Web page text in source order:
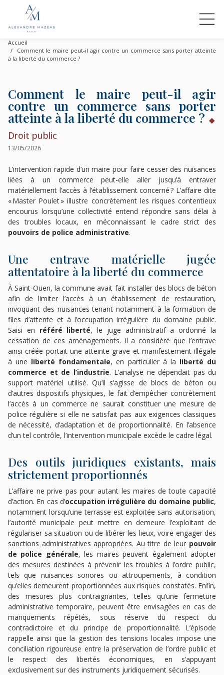
Accueil
Comment le maire peut-il agir contre un commerce sans porter atteinte
à la liberté du commerce ?
Comment le maire peut-il agir
contre un commerce sans porter
atteinte à la liberté du commerce ?
Droit public
13/05/2026
L’intervention rapide d’un maire pour faire cesser des nuisances
liées à un commerce peut-elle aller jusqu’à entraver
matériellement l’accès à l’établissement concerné ? L’affaire dite
« Master Poulet » illustre concrètement les risques contentieux
encourus lorsqu’une collectivité entend répondre sans délai à
des troubles locaux, en méconnaissant le cadre strict des
pouvoirs de police administrative.
Une entrave matérielle jugée
attentatoire à la liberté du commerce
À Saint-Ouen, la commune avait fait installer des blocs de béton
afin de limiter l’accès à un établissement de restauration,
invoquant des nuisances tenant notamment à la formation de
files d’attente et à l’occupation irrégulière du domaine public.
Saisi en référé liberté, le juge administratif a ordonné la
cessation de ces aménagements. Il a considéré que l’entrave
ainsi créée portait une atteinte grave et manifestement illégale
à une liberté fondamentale, en particulier à la liberté du
commerce et de l’industrie. L’analyse ne dépendait pas du
support matériel utilisé. Qu’il s’agisse de blocs de béton ou
d’autres dispositifs physiques, le fait d’empêcher concrètement
l’accès à un commerce ne saurait constituer une mesure de
police régulière si elle ne satisfait pas aux exigences classiques
de nécessité, d’adaptation et de proportionnalité. En l’absence
d’un tel contrôle, l’intervention municipale excède le cadre légal.
Des outils juridiques existants, mais
strictement proportionnés
L’affaire ne prive pas pour autant les maires de toute capacité
d’action. En cas d’occupation irrégulière du domaine public,
notamment lorsqu’une terrasse est exploitée sans autorisation,
l’autorité municipale peut mettre en demeure l’exploitant de
régulariser sa situation ou de libérer les lieux, voire engager des
sanctions administratives appropriées. Au titre de leur pouvoir
de police générale, les maires peuvent également adopter
des mesures destinées à prévenir les troubles à l’ordre public,
tels que nuisances sonores ou attroupements, à condition
qu’elles demeurent proportionnées aux risques constatés. Enfin,
des mesures plus contraignantes, telles qu’une fermeture
administrative temporaire, peuvent être envisagées en cas de
manquements répétés, sous réserve du respect du
contradictoire et du principe de proportionnalité. L’épisode
rappelle ainsi que la gestion des tensions locales impose une
conciliation rigoureuse entre la préservation de l’ordre public et
le respect des libertés économiques, en s’appuyant
exclusivement sur des instruments juridiquement sécurisés.